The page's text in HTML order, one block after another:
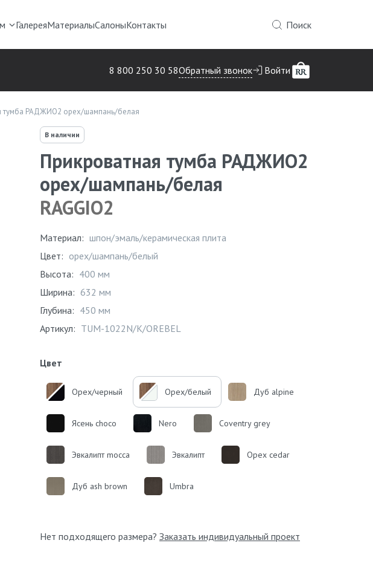
ГалереяМатериалыСалоныКонтакты Поиск
8 800 250 30 58Обратный звонок Войти
тумба РАДЖИО2 орех/шампань/белая
В наличии
Прикроватная тумба РАДЖИО2
орех/шампань/белая
RAGGIO2
Материал: шпон/эмаль/керамическая плита
Цвет: орех/шампань/белый
Высота: 400 мм
Ширина: 632 мм
Глубина: 450 мм
Артикул: TUM-1022N/K/OREBEL
Цвет
Орех/черный Орех/белый Дуб alpine
Ясень choco Nero Coventry grey
Эвкалипт mocca Эвкалипт Орех cedar
Дуб ash brown Umbra
Нет подходящего размера? Заказать индивидуальный проект